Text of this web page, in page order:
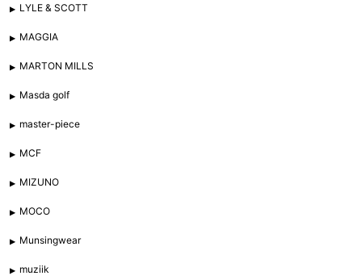
LYLE & SCOTT
MAGGIA
MARTON MILLS
Masda golf
master-piece
MCF
MIZUNO
MOCO
Munsingwear
muziik